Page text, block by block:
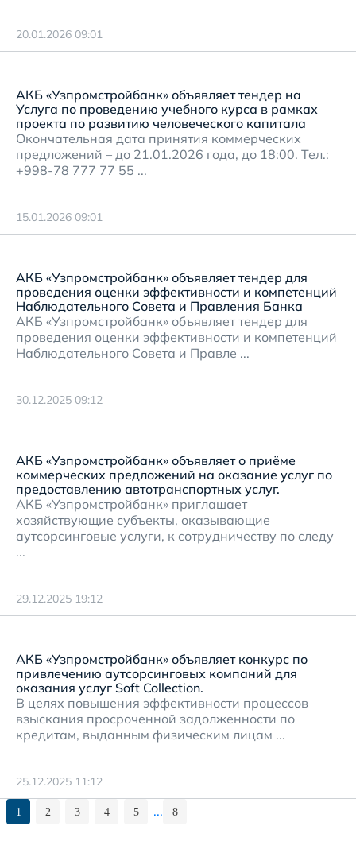
20.01.2026 09:01
АКБ «Узпромстройбанк» объявляет тендер на
Услуга по проведению учебного курса в рамках
проекта по развитию человеческого капитала
Окончательная дата принятия коммерческих
предложений – до 21.01.2026 года, до 18:00. Тел.:
+998-78 777 77 55 ...
15.01.2026 09:01
АКБ «Узпромстройбанк» объявляет тендер для
проведения оценки эффективности и компетенций
Наблюдательного Совета и Правления Банка
АКБ «Узпромстройбанк» объявляет тендер для
проведения оценки эффективности и компетенций
Наблюдательного Совета и Правле ...
30.12.2025 09:12
АКБ «Узпромстройбанк» объявляет о приёме
коммерческих предложений на оказание услуг по
предоставлению автотранспортных услуг.
АКБ «Узпромстройбанк» приглашает
хозяйствующие субъекты, оказывающие
аутсорсинговые услуги, к сотрудничеству по следу
...
29.12.2025 19:12
АКБ «Узпромстройбанк» объявляет конкурс по
привлечению аутсорсинговых компаний для
оказания услуг Soft Collection.
В целях повышения эффективности процессов
взыскания просроченной задолженности по
кредитам, выданным физическим лицам ...
25.12.2025 11:12
1 2 3 4 5 ... 8